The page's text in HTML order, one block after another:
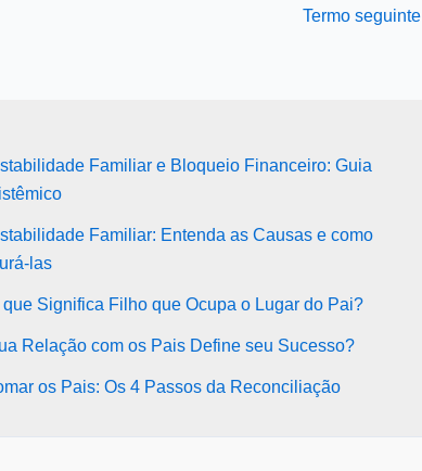
Termo seguinte
Familiar e Bloqueio Financeiro: Guia
Familiar: Entenda as Causas e como
las
que Significa Filho que Ocupa o Lugar do Pai?
Relação com os Pais Define seu Sucesso?
os Pais: Os 4 Passos da Reconciliação